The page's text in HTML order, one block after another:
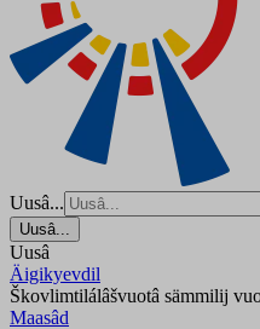
Uusâ...
Uusâ...
Uusâ
Äigikyevdil
Škovlimtilálâšvuotâ sämmilij
Maasâd